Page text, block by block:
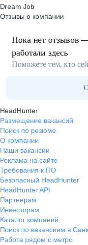
Dream Job
Отзывы о компании
Пока нет отзывов
работали здесь
Поможете тем, кто
HeadHunter
Размещение вакансий
Поиск по резюме
О компании
Наши вакансии
Реклама на сайте
Требования к ПО
Безопасный HeadHunter
HeadHunter API
Партнерам
Инвесторам
Каталог компаний
Поиск по вакансиям в
Работа рядом с метро